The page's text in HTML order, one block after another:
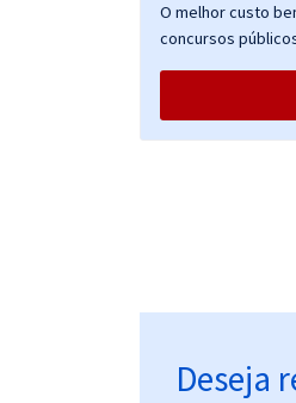
O melhor custo
concursos
Deseja